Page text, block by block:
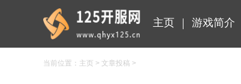
主页 游戏简介
当前位置： 主页 > 文章投稿 >